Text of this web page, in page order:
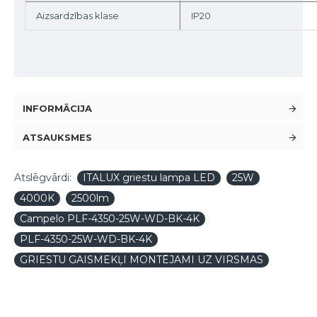
Aizsardzības klase IP20
INFORMĀCIJA
ATSAUKSMES
Atslēgvārdi: ITALUX griestu lampa LED
25W
4000K
2500lm
Campelo PLF-4350-25W-WD-BK-4K
PLF-4350-25W-WD-BK-4K
GRIESTU GAISMEKĻI MONTĒJAMI UZ VIRSMAS